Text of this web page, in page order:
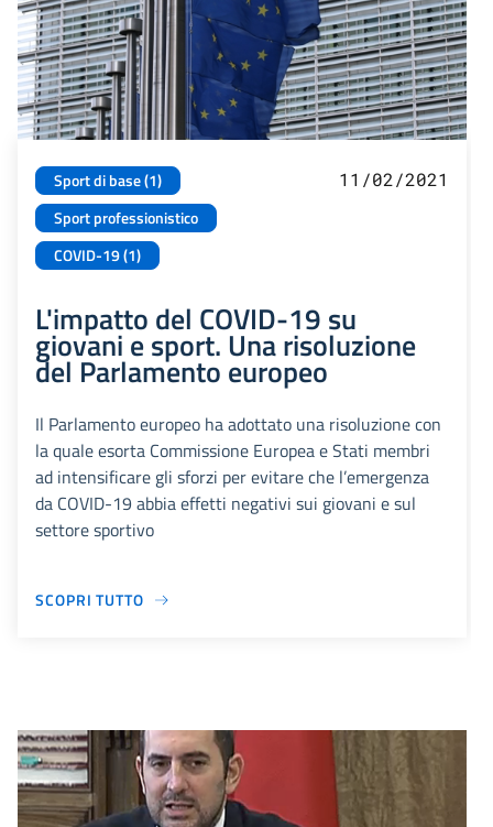
Sport di base (1)
Sport professionistico
COVID-19 (1)
11/02/2021
L'impatto del COVID-19 su
giovani e sport. Una risoluzione
del Parlamento europeo
Il Parlamento europeo ha adottato una risoluzione con
la quale esorta Commissione Europea e Stati membri
ad intensificare gli sforzi per evitare che l’emergenza
da COVID-19 abbia effetti negativi sui giovani e sul
settore sportivo
SCOPRI TUTTO